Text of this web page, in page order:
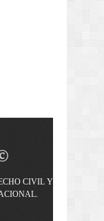
CIVIL Y